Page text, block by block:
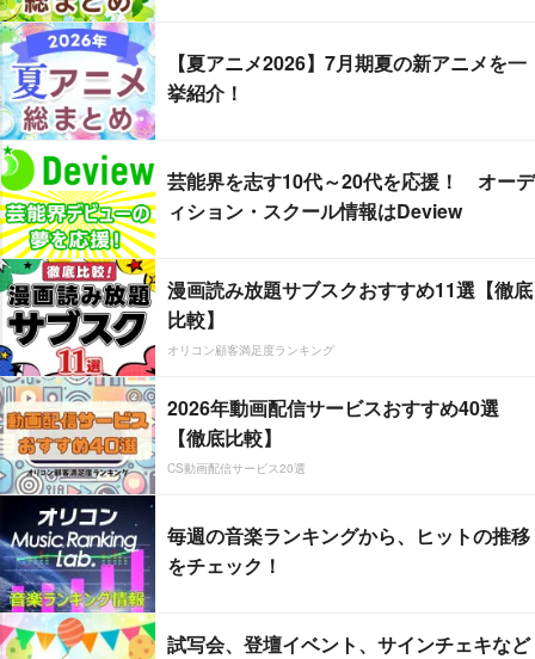
【夏アニメ2026】7月期夏の新アニメを一
挙紹介！
芸能界を志す10代～20代を応援！ オーデ
ィション・スクール情報はDeview
漫画読み放題サブスクおすすめ11選【徹底
比較】
オリコン顧客満足度ランキング
2026年動画配信サービスおすすめ40選
【徹底比較】
CS動画配信サービス20選
毎週の音楽ランキングから、ヒットの推移
をチェック！
試写会、登壇イベント、サインチェキなど